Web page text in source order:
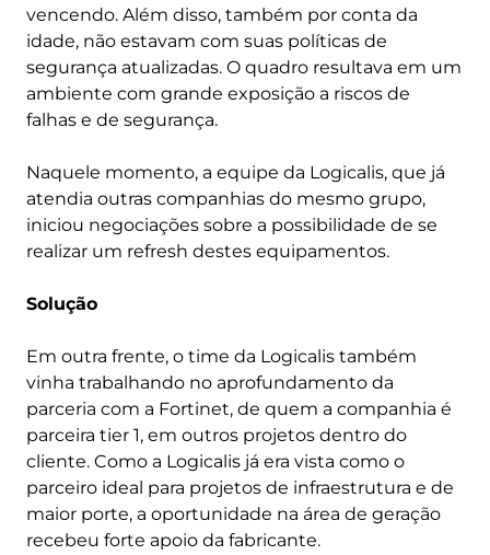
vencendo. Além disso, também por conta da
idade, não estavam com suas políticas de
segurança atualizadas. O quadro resultava em um
ambiente com grande exposição a riscos de
falhas e de segurança.
Naquele momento, a equipe da Logicalis, que já
atendia outras companhias do mesmo grupo,
iniciou negociações sobre a possibilidade de se
realizar um refresh destes equipamentos.
Solução
Em outra frente, o time da Logicalis também
vinha trabalhando no aprofundamento da
parceria com a Fortinet, de quem a companhia é
parceira tier 1, em outros projetos dentro do
cliente. Como a Logicalis já era vista como o
parceiro ideal para projetos de infraestrutura e de
maior porte, a oportunidade na área de geração
recebeu forte apoio da fabricante.